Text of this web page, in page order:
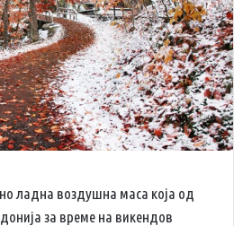
ладна воздушна маса која од
за време на викендов